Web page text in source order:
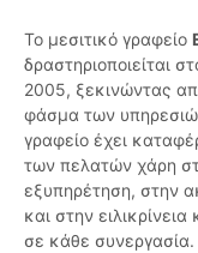
Το μεσιτικό γραφείο
δραστηριοποιείται
2005, ξεκινώντας
φάσμα των
γραφείο έχει
των πελατών χάρη
εξυπηρέτηση, στην
και στην
σε κάθε συνεργασία.